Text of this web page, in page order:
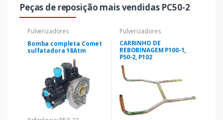
Peças de reposição mais vendidas PC50-2
Pulverizadores
Bomba completa Comet
sulfatadora 18Atm
Pulverizadores
CARRINHO DE
REBOBINAGEM P100-1,
P50-2, P102